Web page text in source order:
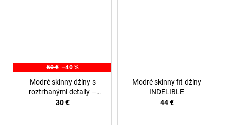
50 € –40 %
Modré skinny džíny s
roztrhanými detaily –
Urban Ripped
30 €
Modré skinny fit džíny
INDELIBLE
44 €